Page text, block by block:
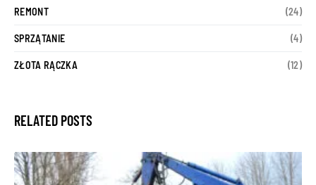
REMONT (24)
SPRZĄTANIE (4)
ZŁOTA RĄCZKA (12)
RELATED POSTS